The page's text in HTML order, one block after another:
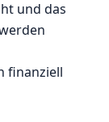
und das
finanziell